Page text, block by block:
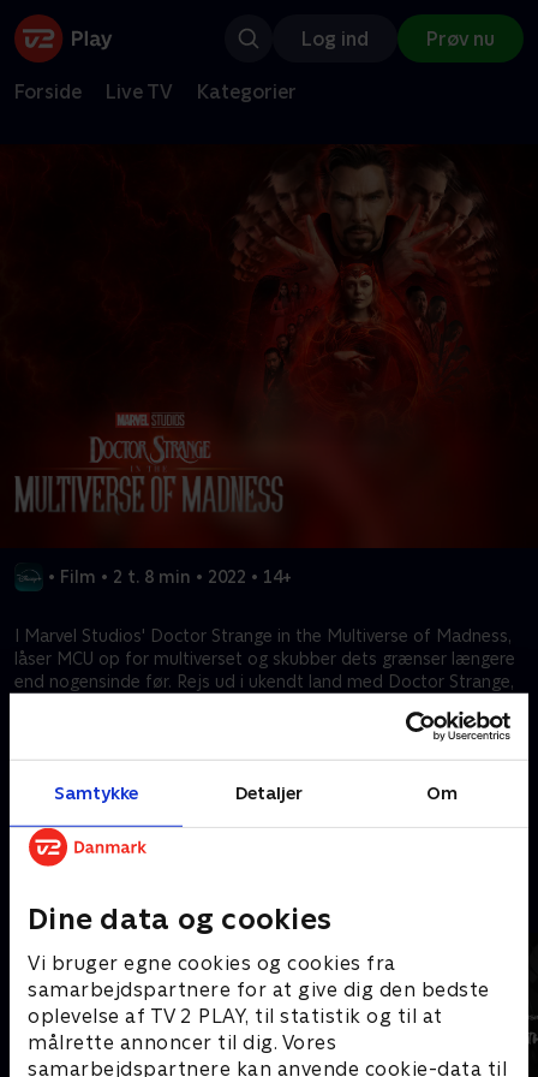
Samtykke Detaljer Om
Dine data og cookies
Vi bruger egne cookies og cookies fra
samarbejdspartnere for at give dig den bedste
oplevelse af TV 2 PLAY, til statistik og til at
målrette annoncer til dig. Vores
samarbejdspartnere kan anvende cookie-data til
Log ind Prøv nu
Forside Live TV Kategorier
• Film • 2 t. 8 min • 2022 • 14+
I Marvel Studios' Doctor Strange in the Multiverse of Madness,
låser MCU op for multiverset og skubber dets grænser længere
end nogensinde før. Rejs ud i ukendt land med Doctor Strange,
forskruede og farlige paralleldimensioner i multiverset for at
Kræver tilkøb
Mere indhold fra Disney+